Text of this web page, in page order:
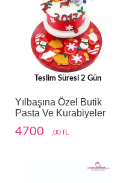
Teslim Süresi 2 Gün
Yılbaşına Özel Butik
Pasta Ve Kurabiyeler
4700 ,00 TL